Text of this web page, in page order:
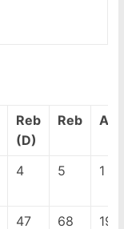
Reb
(D)
Reb Ass
4 5 1
47 68 19